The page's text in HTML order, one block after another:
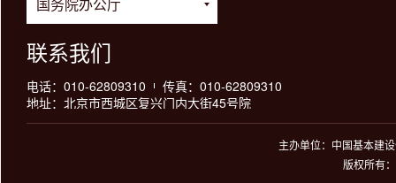
联系我们
电话：010-62809310
传真：010-62809310
地址：北京市西城区复兴门内大街45号院
主办单位：中国基本建
版权所有